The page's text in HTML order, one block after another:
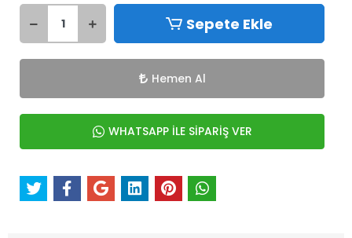
Sepete Ekle
Hemen Al
WHATSAPP İLE SİPARİŞ VER